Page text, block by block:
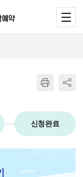
신청완료